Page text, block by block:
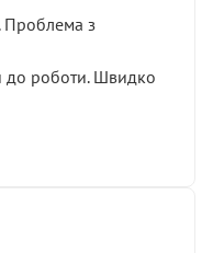
Проблема з
до роботи. Швидко